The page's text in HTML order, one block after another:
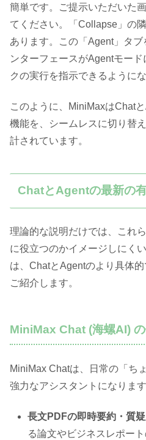
簡単です。ご提示いただいた
てください。「Collapse」の
あります。この「Agent」タ
ンターフェースがAgentモー
クの実行を指示できるようにな
このように、MiniMaxはChat
機能を、シームレスに切り替
計されています。
ChatとAgentの最新の
理論的な説明だけでは、これ
に役立つのかイメージしにく
は、ChatとAgentのより具体
ご紹介します。
MiniMax Chat (海螺AI)
MiniMax Chatは、日常の「ち
強力なアシスタントになります
長文PDFの即時要約・質
る論文やビジネスレポー